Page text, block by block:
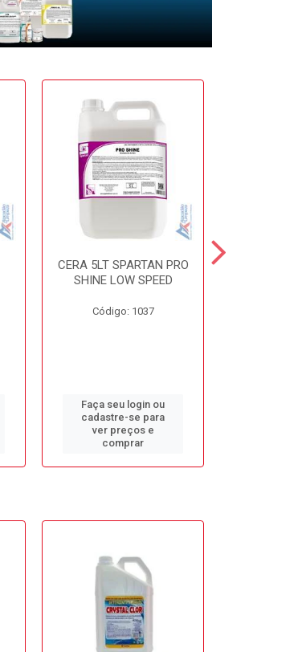
CERA 5LT SPARTAN PRO
SHINE LOW SPEED
Código: 1037
Faça seu login ou
cadastre-se para
ver preços e
comprar